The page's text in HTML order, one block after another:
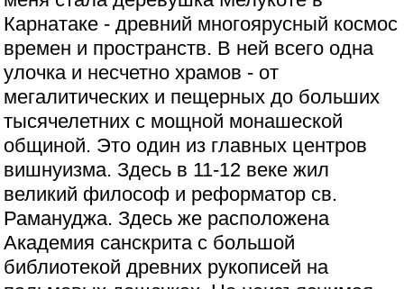
Карнатаке - древний многоярусный космос
времен и пространств. В ней всего одна
улочка и несчетно храмов - от
мегалитических и пещерных до больших
тысячелетних с мощной монашеской
общиной. Это один из главных центров
вишнуизма. Здесь в 11-12 веке жил
великий философ и реформатор св.
Рамануджа. Здесь же расположена
Академия санскрита с большой
библиотекой древних рукописей на